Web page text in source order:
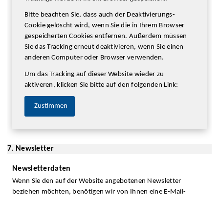
Bitte beachten Sie, dass auch der Deaktivierungs-
Cookie gelöscht wird, wenn Sie die in Ihrem Browser
gespeicherten Cookies entfernen. Außerdem müssen
Sie das Tracking erneut deaktivieren, wenn Sie einen
anderen Computer oder Browser verwenden.
Um das Tracking auf dieser Website wieder zu
aktiveren, klicken Sie bitte auf den folgenden Link:
Zustimmen
7. Newsletter
Newsletterdaten
Wenn Sie den auf der Website angebotenen Newsletter
beziehen möchten, benötigen wir von Ihnen eine E-Mail-